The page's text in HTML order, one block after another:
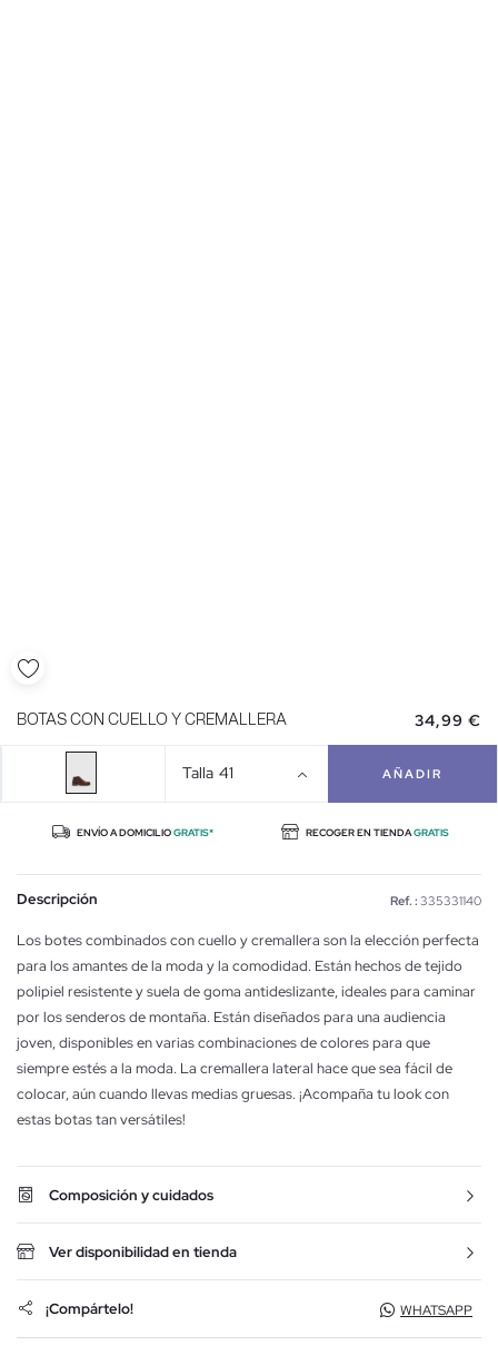
BOTAS CON CUELLO Y CREMALLERA 34,99 €
Talla 41 AÑADIR
ENVÍO A DOMICILIOGRATIS* RECOGER EN TIENDAGRATIS
Descripción Ref. : 335331140
Los botes combinados con cuello y cremallera son la elección perfecta
para los amantes de la moda y la comodidad. Están hechos de tejido
polipiel resistente y suela de goma antideslizante, ideales para caminar
por los senderos de montaña. Están diseñados para una audiencia
joven, disponibles en varias combinaciones de colores para que
siempre estés a la moda. La cremallera lateral hace que sea fácil de
colocar, aún cuando llevas medias gruesas. ¡Acompaña tu look con
estas botas tan versátiles!
Composición y cuidados
Ver disponibilidad en tienda
¡Compártelo! WHATSAPP